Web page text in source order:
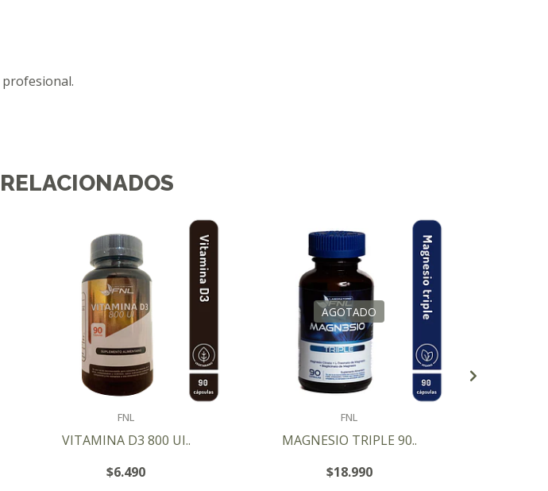
profesional.
FNL
VITAMINA D3 800 UI..
$6.490
AGOTADO
FNL
MAGNESIO TRIPLE 90..
$18.990